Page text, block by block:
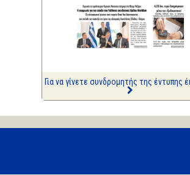
ΑΡΙΩΝ
Ιστορίες Καθημερινής
Τρέλας
συλλήψεις...
Για να γίνετε συνδρομητής της έντυπης